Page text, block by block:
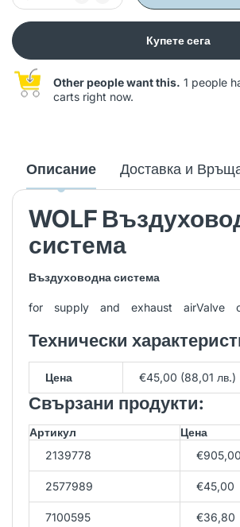
Купете сега
Other people want this. 1 people
carts right now.
Описание Доставка и
WOLF
система
Въздуховодна система
for supply and exhaust airValve
Технически
Цена €45,00 (88,01 лв.)
Свързани продукти:
Артикул
Цена
2139778
€905,00
2577989 €45,00
7100595 €36,80